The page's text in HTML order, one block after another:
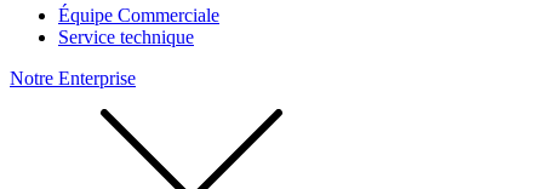
Équipe Commerciale
Service technique
Notre Enterprise